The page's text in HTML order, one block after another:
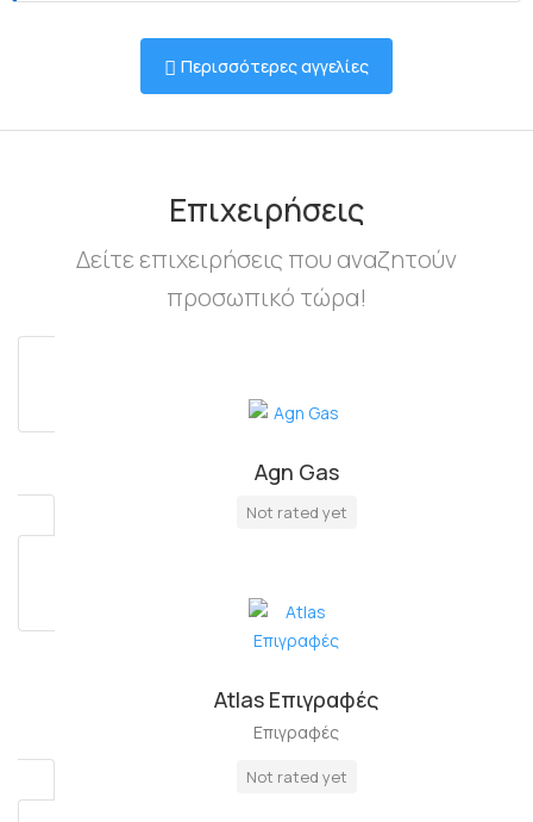
Πλήρη Απασχόληση
Περισσότερες αγγελίες
Επιχειρήσεις
Δείτε επιχειρήσεις που αναζητούν
προσωπικό τώρα!
Agn Gas
Not rated yet
Atlas Επιγραφές
Επιγραφές
Not rated yet